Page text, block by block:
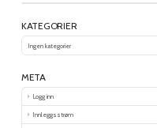
KATEGORIER
Ingen kategorier
META
Logg inn
Innleggsstrøm